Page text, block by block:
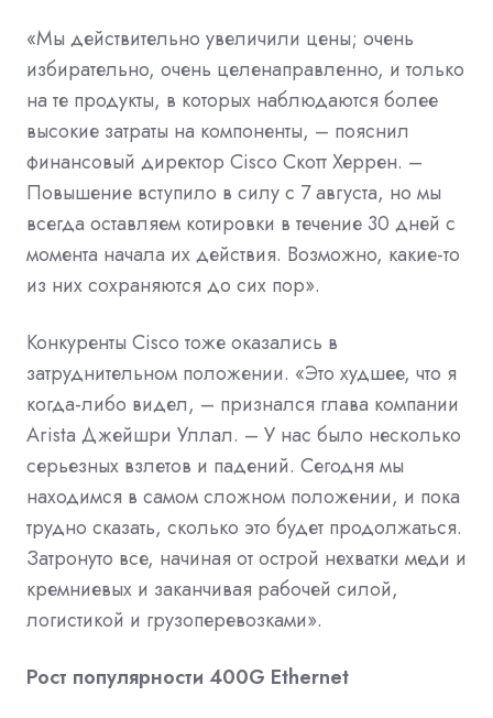
«Мы действительно увеличили цены; очень
избирательно, очень целенаправленно, и только
на те продукты, в которых наблюдаются более
высокие затраты на компоненты, – пояснил
финансовый директор Cisco Скотт Херрен. –
Повышение вступило в силу с 7 августа, но мы
всегда оставляем котировки в течение 30 дней с
момента начала их действия. Возможно, какие-то
из них сохраняются до сих пор».
Конкуренты Cisco тоже оказались в
затруднительном положении. «Это худшее, что я
когда-либо видел, – признался глава компании
Arista Джейшри Уллал. – У нас было несколько
серьезных взлетов и падений. Сегодня мы
находимся в самом сложном положении, и пока
трудно сказать, сколько это будет продолжаться.
Затронуто все, начиная от острой нехватки меди и
кремниевых и заканчивая рабочей силой,
логистикой и грузоперевозками».
Рост популярности 400G Ethernet